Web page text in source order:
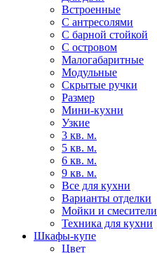
Встроенные
С антресолями
С барной стойкой
С островом
Малогабаритные
Модульные
Скрытые ручки
Размер
Мини-кухни
Узкие
3 кв. м.
5 кв. м.
6 кв. м.
9 кв. м.
Все для кухни
Варианты отделки
Мойки и смесители
Техника для кухни
Шкафы-купе
Цвет